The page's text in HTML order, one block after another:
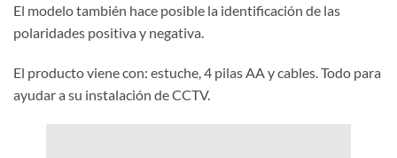
El modelo también hace posible la identificación de las
polaridades positiva y negativa.
El producto viene con: estuche, 4 pilas AA y cables. Todo para
ayudar a su instalación de CCTV.